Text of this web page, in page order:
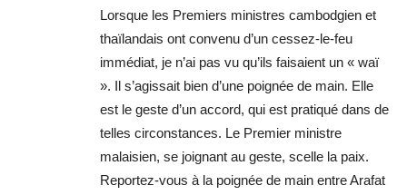
Lorsque les Premiers ministres cambodgien et
thaïlandais ont convenu d’un cessez-le-feu
immédiat, je n’ai pas vu qu’ils faisaient un « waï
». Il s’agissait bien d’une poignée de main. Elle
est le geste d’un accord, qui est pratiqué dans de
telles circonstances. Le Premier ministre
malaisien, se joignant au geste, scelle la paix.
Reportez-vous à la poignée de main entre Arafat